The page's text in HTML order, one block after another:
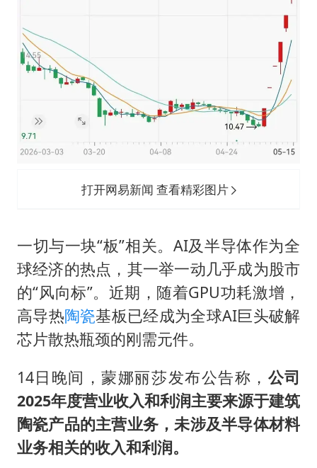
打开网易新闻 查看精彩图片
一切与一块“板”相关。AI及半导体作为全
球经济的热点，其一举一动几乎成为股市
的“风向标”。近期，随着GPU功耗激增，
高导热陶瓷基板已经成为全球AI巨头破解
芯片散热瓶颈的刚需元件。
14日晚间，蒙娜丽莎发布公告称， 公司
2025年度营业收入和利润主要来源于建筑
陶瓷产品的主营业务，未涉及半导体材料
业务相关的收入和利润。